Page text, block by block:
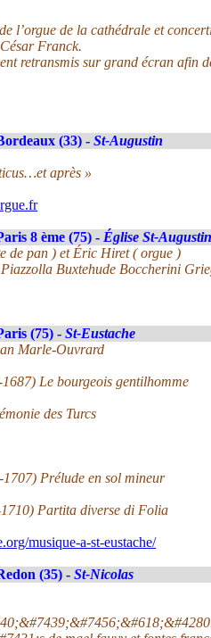
l’orgue de la cathédrale et
Franck.
retransmis sur grand écran afin
(33) - St-Augustin
après »
8 ème (75) - Église St-Augustin
de pan ) et Éric Hiret ( orgue )
Buxtehude Boccherini
(75) - St-Eustache
Marle-Ouvrard
Le bourgeois gentilhomme
des Turcs
Prélude en sol mineur
Partita diverse di Folia
musique-a-st-eustache/
(35) - St-Nicolas